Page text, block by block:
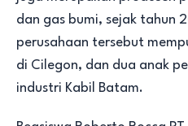
dan gas bumi, sejak tahun
perusahaan tersebut
di Cilegon, dan dua anak
industri Kabil Batam.